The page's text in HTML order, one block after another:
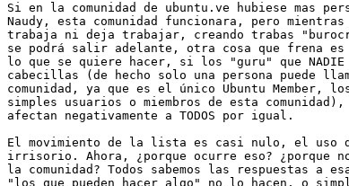
Si en la comunidad de ubuntu.ve hubiese mas
Naudy, esta comunidad funcionara, pero mientras
trabaja ni deja trabajar, creando trabas
se podrá salir adelante, otra cosa que frena
lo que se quiere hacer, si los "guru" que NADIE
cabecillas (de hecho solo una persona puede
comunidad, ya que es el único Ubuntu Member,
simples usuarios o miembros de esta
afectan negativamente a TODOS por igual.
El movimiento de la lista es casi nulo, el uso
irrisorio. Ahora, ¿porque ocurre eso? ¿porque no
la comunidad? Todos sabemos las respuestas a
"los que pueden hacer algo" no lo hacen, o